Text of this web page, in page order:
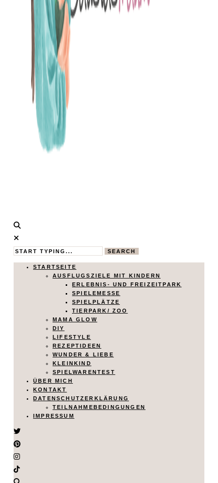
Calistas
Traum
MAMABLOG
SEARCH
STARTSEITE
AUSFLUGSZIELE MIT KINDERN
ERLEBNIS- UND FREIZEITPARK
SPIELEMESSE
SPIELPLÄTZE
TIERPARK/ ZOO
MAMA GLOW
DIY
LIFESTYLE
REZEPTIDEEN
WUNDER & LIEBE
KLEINKIND
SPIELWARENTEST
ÜBER MICH
KONTAKT
DATENSCHUTZERKLÄRUNG
TEILNAHMEBEDINGUNGEN
IMPRESSUM